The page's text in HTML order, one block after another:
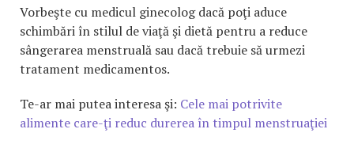
Vorbeşte cu medicul ginecolog dacă poţi aduce
schimbări în stilul de viaţă şi dietă pentru a reduce
sângerarea menstruală sau dacă trebuie să urmezi
tratament medicamentos.
Te-ar mai putea interesa şi: Cele mai potrivite
alimente care-ţi reduc durerea în timpul menstruaţiei